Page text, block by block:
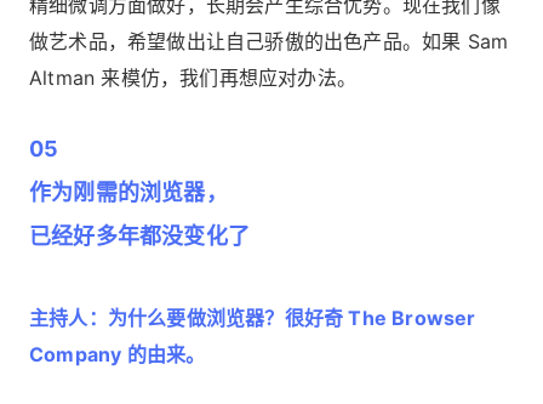
做艺术品，希望做出让自己骄傲的出色产品。如果 Sam
Altman 来模仿，我们再想应对办法。
05
作为刚需的浏览器，
已经好多年都没变化了
主持人：为什么要做浏览器？很好奇 The Browser
Company 的由来。